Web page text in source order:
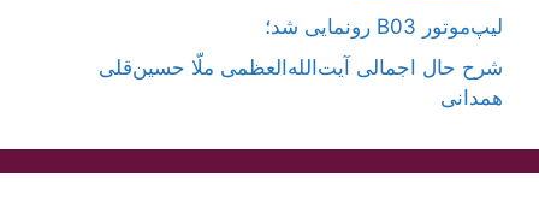
لیپ‌موتور B03 رونمایی شد؛
شرح حال اجمالی آیت‌الله‌العظمی ملّا حسین‌قلی
همدانی